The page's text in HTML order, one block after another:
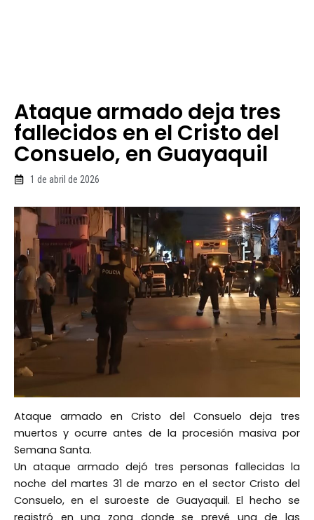
Ataque armado deja tres
fallecidos en el Cristo del
Consuelo, en Guayaquil
1 de abril de 2026
Ataque armado en Cristo del Consuelo deja tres
muertos y ocurre antes de la procesión masiva por
Semana Santa.
Un ataque armado dejó tres personas fallecidas la
noche del martes 31 de marzo en el sector Cristo del
Consuelo, en el suroeste de Guayaquil. El hecho se
registró en una zona donde se prevé una de las